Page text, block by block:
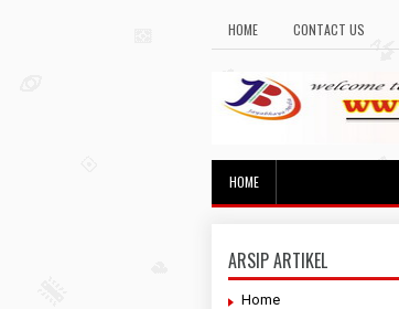
HOME CONTACT US
HOME
ARSIP ARTIKEL
Home